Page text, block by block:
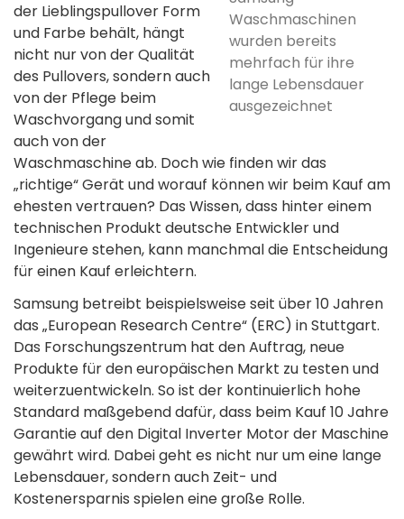
Waschmaschinen
wurden bereits
mehrfach für ihre
lange Lebensdauer
ausgezeichnet
der Lieblingspullover Form
und Farbe behält, hängt
nicht nur von der Qualität
des Pullovers, sondern auch
von der Pflege beim
Waschvorgang und somit
auch von der
Waschmaschine ab. Doch wie finden wir das
„richtige“ Gerät und worauf können wir beim Kauf am
ehesten vertrauen? Das Wissen, dass hinter einem
technischen Produkt deutsche Entwickler und
Ingenieure stehen, kann manchmal die Entscheidung
für einen Kauf erleichtern.
Samsung betreibt beispielsweise seit über 10 Jahren
das „European Research Centre“ (ERC) in Stuttgart.
Das Forschungszentrum hat den Auftrag, neue
Produkte für den europäischen Markt zu testen und
weiterzuentwickeln. So ist der kontinuierlich hohe
Standard maßgebend dafür, dass beim Kauf 10 Jahre
Garantie auf den Digital Inverter Motor der Maschine
gewährt wird. Dabei geht es nicht nur um eine lange
Lebensdauer, sondern auch Zeit- und
Kostenersparnis spielen eine große Rolle.